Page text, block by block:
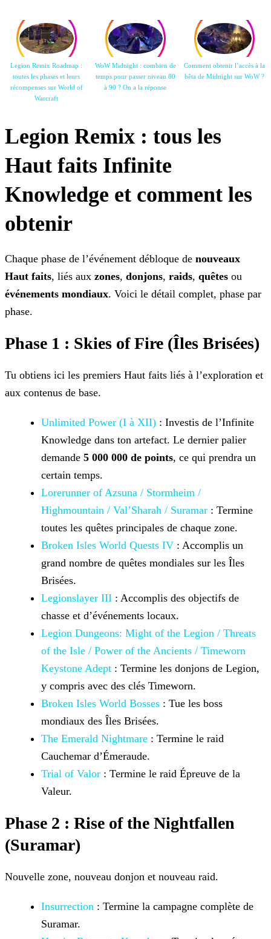
Legion Remix Roadmap :
toutes les phases et leurs
récompenses sur World of
Warcraft
WoW Midnight : combien de
temps pour passer niveau 80
à 90 ? On a la réponse
Comment obtenir l’accès à la
bêta de Midnight sur WoW ?
Legion Remix : tous les
Haut faits Infinite
Knowledge et comment les
obtenir
Chaque phase de l’événement débloque de nouveaux
Haut faits, liés aux zones, donjons, raids, quêtes ou
événements mondiaux. Voici le détail complet, phase par
phase.
Phase 1 : Skies of Fire (Îles Brisées)
Tu obtiens ici les premiers Haut faits liés à l’exploration et
aux contenus de base.
Unlimited Power (I à XII) : Investis de l’Infinite
Knowledge dans ton artefact. Le dernier palier
demande 5 000 000 de points, ce qui prendra un
certain temps.
Lorerunner of Azsuna / Stormheim /
Highmountain / Val’Sharah / Suramar : Termine
toutes les quêtes principales de chaque zone.
Broken Isles World Quests IV : Accomplis un
grand nombre de quêtes mondiales sur les Îles
Brisées.
Legionslayer III : Accomplis des objectifs de
chasse et d’événements locaux.
Legion Dungeons: Might of the Legion / Threats
of the Isle / Power of the Ancients / Timeworn
Keystone Adept : Termine les donjons de Legion,
y compris avec des clés Timeworn.
Broken Isles World Bosses : Tue les boss
mondiaux des Îles Brisées.
The Emerald Nightmare : Termine le raid
Cauchemar d’Émeraude.
Trial of Valor : Termine le raid Épreuve de la
Valeur.
Phase 2 : Rise of the Nightfallen
(Suramar)
Nouvelle zone, nouveau donjon et nouveau raid.
Insurrection : Termine la campagne complète de
Suramar.